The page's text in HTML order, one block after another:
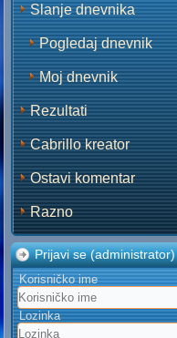
Slanje dnevnika
Pogledaj dnevnik
Moj dnevnik
Rezultati
Cabrillo kreator
Ostavi komentar
Razno
Prijavi se (administrator)
Korisničko ime
Lozinka